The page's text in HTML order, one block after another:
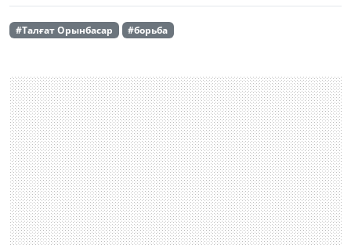
#Талғат Орынбасар #борьба